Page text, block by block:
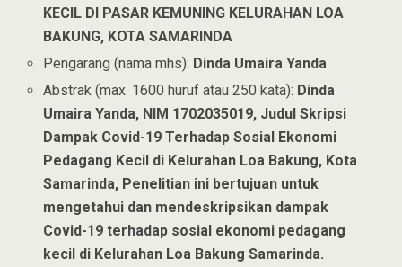
KECIL DI PASAR KEMUNING KELURAHAN LOA
BAKUNG, KOTA SAMARINDA
Pengarang (nama mhs): Dinda Umaira Yanda
Abstrak (max. 1600 huruf atau 250 kata): Dinda
Umaira Yanda, NIM 1702035019, Judul Skripsi
Dampak Covid-19 Terhadap Sosial Ekonomi
Pedagang Kecil di Kelurahan Loa Bakung, Kota
Samarinda, Penelitian ini bertujuan untuk
mengetahui dan mendeskripsikan dampak
Covid-19 terhadap sosial ekonomi pedagang
kecil di Kelurahan Loa Bakung Samarinda.